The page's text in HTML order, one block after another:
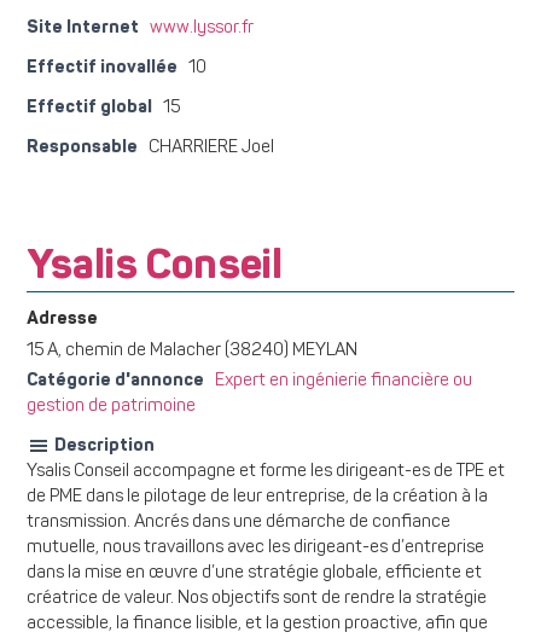
Site Internet www.lyssor.fr
Effectif inovallée 10
Effectif global 15
Responsable CHARRIERE Joel
Ysalis Conseil
Adresse
15 A, chemin de Malacher (38240) MEYLAN
Catégorie d'annonce
Expert en ingénierie financière ou
gestion de patrimoine
Description
Ysalis Conseil accompagne et forme les dirigeant-es de TPE et
de PME dans le pilotage de leur entreprise, de la création à la
transmission. Ancrés dans une démarche de confiance
mutuelle, nous travaillons avec les dirigeant-es d’entreprise
dans la mise en œuvre d’une stratégie globale, efficiente et
créatrice de valeur. Nos objectifs sont de rendre la stratégie
accessible, la finance lisible, et la gestion proactive, afin que